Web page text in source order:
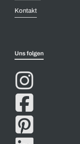
Kontakt
Uns folgen


